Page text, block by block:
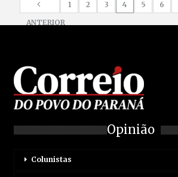
ANTERIOR
1 2 3 4 5 6
Opinião
Colunistas